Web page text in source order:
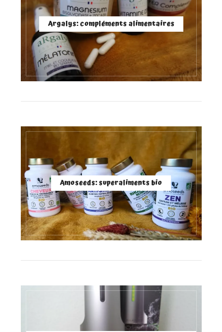
Argalys: compléments alimentaires
Amoseeds: superaliments bio